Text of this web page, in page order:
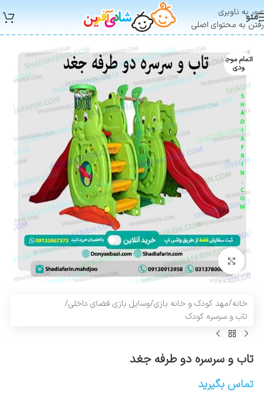
عبور به ناوبری
رفتن به محتوای اصلی
منو
اتمام موج
ودی
بزرگنمایی تصویر
خانه/مهد کودک و خانه بازی/وسایل بازی فضای داخلی/
تاب و سرسره کودک
تاب و سرسره دو طرفه جغد
تماس بگیرید